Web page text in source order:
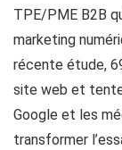
TPE/PME B2B
marketing
récente étude,
site web et
Google et les
transformer